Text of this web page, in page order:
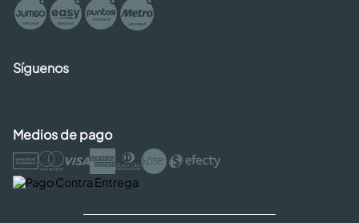
Síguenos
Medios de pago